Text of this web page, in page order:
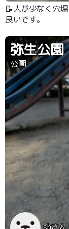
📝人が少なく穴
良いです。
弥生公園
公園